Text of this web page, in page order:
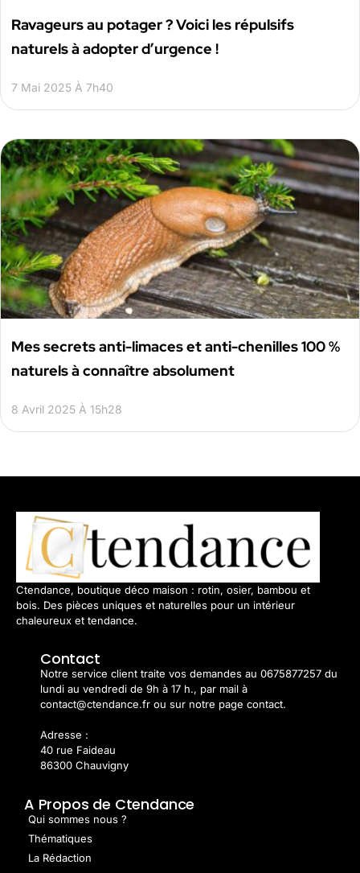
Ravageurs au potager ? Voici les répulsifs
naturels à adopter d’urgence !
7 Mai 2025 À 7h40
Mes secrets anti-limaces et anti-chenilles 100 %
naturels à connaître absolument
8 Avril 2025 À 15h28
Ctendance, boutique déco maison : rotin, osier, bambou et
bois. Des pièces uniques et naturelles pour un intérieur
chaleureux et tendance.
Contact
Notre service client traite vos demandes au 0675877257 du
lundi au vendredi de 9h à 17 h., par mail à
contact@ctendance.fr ou sur notre page contact.
Adresse :
40 rue Faideau
86300 Chauvigny
A Propos de Ctendance
Qui sommes nous ?
Thématiques
La Rédaction